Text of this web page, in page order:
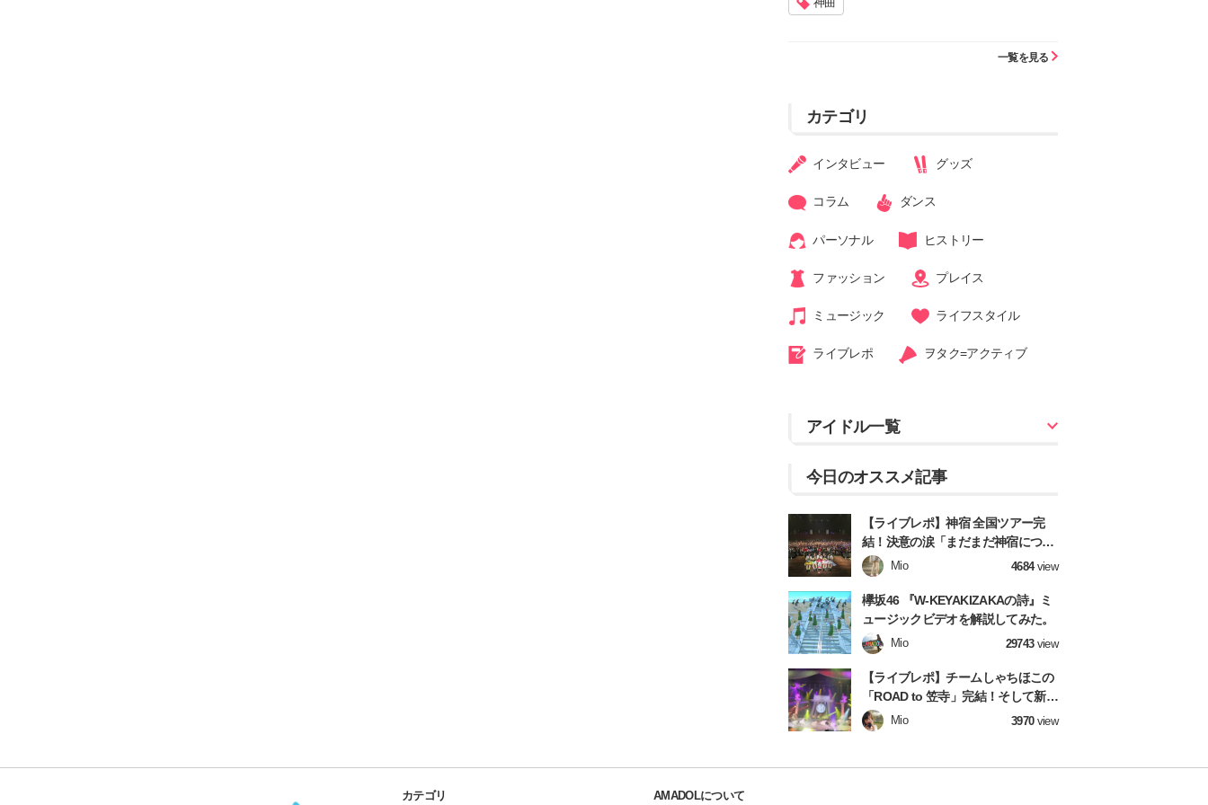
一覧を見る
カテゴリ
インタビュー グッズ
コラム ダンス
パーソナル ヒストリー
ファッション プレイス
ミュージック ライフスタイル
ライブレポ ヲタク=アクティブ
アイドル一覧
今日のオススメ記事
【ライブレポ】神宿 全国ツアー完
結！決意の涙「まだまだ神宿につい
てきてね！」
Mio 4684view
欅坂46 『W-KEYAKIZAKAの詩』ミ
ュージックビデオを解説してみた。
Mio 29743view
【ライブレポ】チームしゃちほこの
「ROAD to 笠寺」完結！そして新章
へ！【前編】
Mio 3970view
カテゴリ AMADOLについて